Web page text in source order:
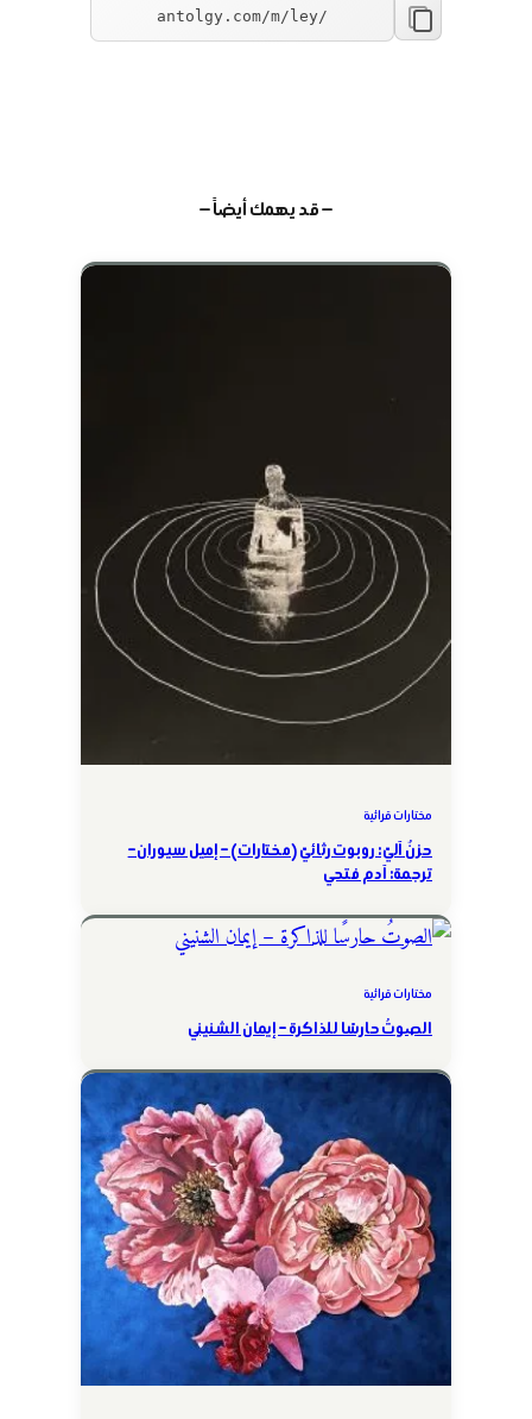
— قد يهمك أيضاً —
مختارات قرائية
حزنٌ آليّ: روبوت رثائيّ (مختارات) – إميل سيوران –
ترجمة: آدم فتحي
مختارات قرائية
الصوتُ حارسًا للذاكرة – إيمان الشنيني